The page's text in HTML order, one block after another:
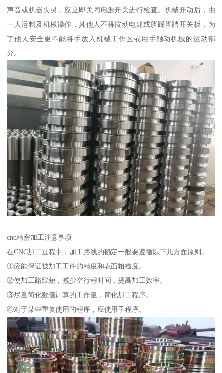
声音或机器失灵，应立即关闭电源开关进行检查。机械开动后，由
一人运料及机械操作，其他人不得按动电建或脚踩脚踏开关板，为
了他人安全更不能将手放入机械工作区或用手触动机械的运动部
分。
cnc精密加工注意事项
在CNC加工过程中，加工路线的确定一般要遵循以下几方面原则。
①应能保证被加工工件的精度和表面粗糙度。
②使加工路线短，减少空行程时间，提高加工效率。
③尽量简化数值计算的工作量，简化加工程序。
④对于某些重复使用的程序，应使用子程序。